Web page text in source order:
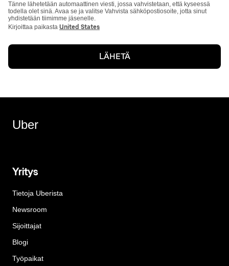
Tänne lähetetään automaattinen viesti, jossa vahvistetaan, että kyseessä
todella olet sinä. Avaa se ja valitse Vahvista sähköpostiosoite, jotta sinut
yhdistetään tiimimme jäsenelle.
Kirjoittaa paikasta United States
LÄHETÄ
Uber
Yritys
Tietoja Uberista
Newsroom
Sijoittajat
Blogi
Työpaikat